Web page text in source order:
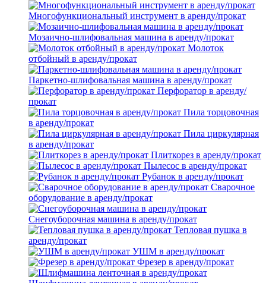
Многофункциональный инструмент в аренду/прокат
Мозаично-шлифовальная машина в аренду/прокат
Молоток
отбойный в аренду/прокат
Паркетно-шлифовальная машина в аренду/прокат
Перфоратор в аренду/
прокат
Пила торцовочная
в аренду/прокат
Пила циркулярная
в аренду/прокат
Плиткорез в аренду/прокат
Пылесос в аренду/прокат
Рубанок в аренду/прокат
Сварочное
оборудование в аренду/прокат
Снегоуборочная машина в аренду/прокат
Тепловая пушка в
аренду/прокат
УШМ в аренду/прокат
Фрезер в аренду/прокат